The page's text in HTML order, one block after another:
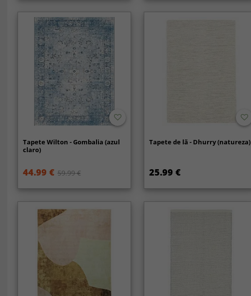
Tapete Wilton - Gombalia (azul
claro)
44.99 € 59.99 €
Tapete de lã - Dhurry (natureza)
25.99 €